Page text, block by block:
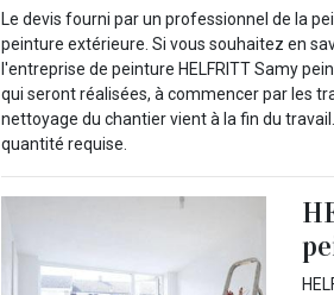
Le devis fourni par un professionnel de la
peinture extérieure. Si vous souhaitez en
l'entreprise de peinture HELFRITT Samy
qui seront réalisées, à commencer par les
nettoyage du chantier vient à la fin du
quantité requise.